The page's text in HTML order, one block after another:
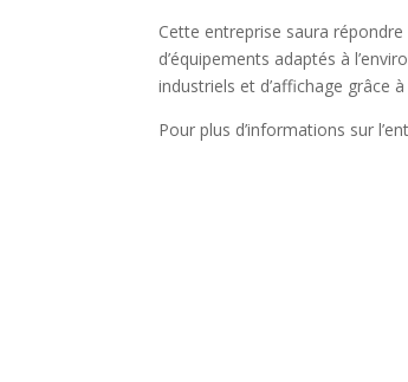
Cette entreprise saura
d’équipements adaptés à
industriels et d’affichage grâce
Pour plus d’informations sur